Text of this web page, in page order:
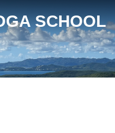
SCHOOL